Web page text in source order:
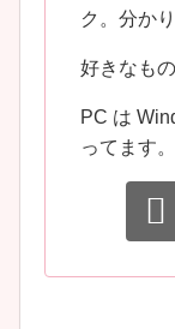
ク。分か
好きなも
PC は
ってます。